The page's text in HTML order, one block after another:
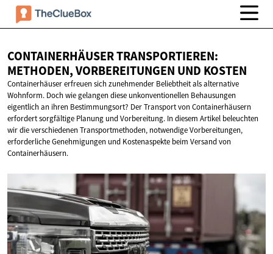
CONTAINERHÄUSER TRANSPORTIEREN:
METHODEN, VORBEREITUNGEN UND KOSTEN
Containerhäuser erfreuen sich zunehmender Beliebtheit als alternative
Wohnform. Doch wie gelangen diese unkonventionellen Behausungen
eigentlich an ihren Bestimmungsort? Der Transport von Containerhäusern
erfordert sorgfältige Planung und Vorbereitung. In diesem Artikel beleuchten
wir die verschiedenen Transportmethoden, notwendige Vorbereitungen,
erforderliche Genehmigungen und Kostenaspekte beim Versand von
Containerhäusern.